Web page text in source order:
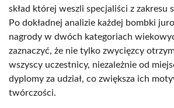
skład której weszli specjaliści z zakresu
Po dokładnej analizie każdej bombki
nagrody w dwóch kategoriach
zaznaczyć, że nie tylko zwycięzcy
wszyscy uczestnicy, niezależnie od
dyplomy za udział, co zwiększa ich
twórczości.